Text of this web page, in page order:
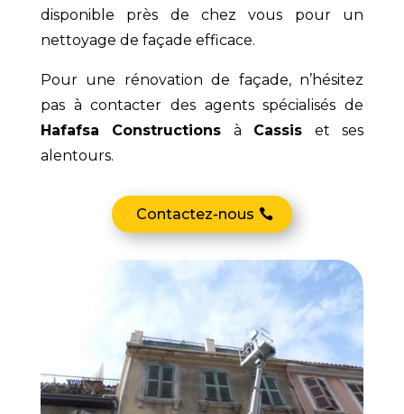
disponible près de chez vous pour un
nettoyage de façade efficace.
Pour une rénovation de façade, n’hésitez
pas à contacter des agents spécialisés de
Hafafsa Constructions à Cassis et ses
alentours.
Contactez-nous